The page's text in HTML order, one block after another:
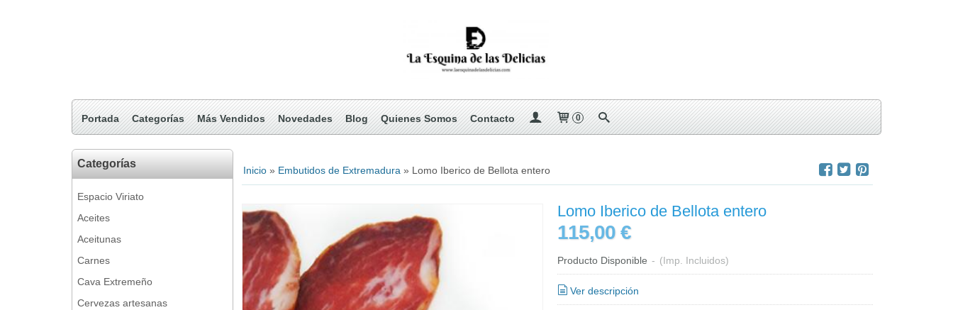
Portada Categorías Más Vendidos Novedades Blog Quienes Somos Contacto 0
Categorías
Espacio Viriato
Aceites
Aceitunas
Carnes
Cava Extremeño
Cervezas artesanas
Inicio» Embutidos de Extremadura » Lomo Iberico de Bellota entero
Lomo Iberico de Bellota entero
115,00 €
Producto Disponible - (Imp. Incluidos)
Ver descripción